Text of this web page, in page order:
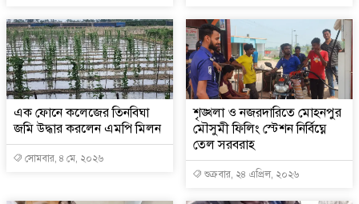
এক ফোনে কলেজের তিনবিঘা
জমি উদ্ধার করলেন এমপি মিলন
সোমবার, ৪ মে, ২০২৬
শৃঙ্খলা ও নজরদারিতে মোহনপুর
মৌসুমী ফিলিং স্টেশন নির্বিঘ্নে
তেল সরবরাহ
শুক্রবার, ২৪ এপ্রিল, ২০২৬